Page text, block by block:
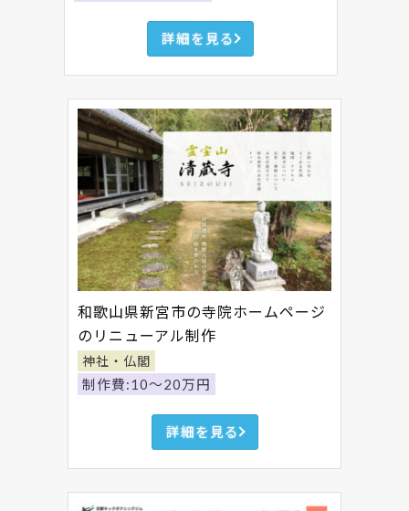
詳細を見る
和歌山県新宮市の寺院ホームページ
のリニューアル制作
神社・仏閣
制作費:10～20万円
詳細を見る